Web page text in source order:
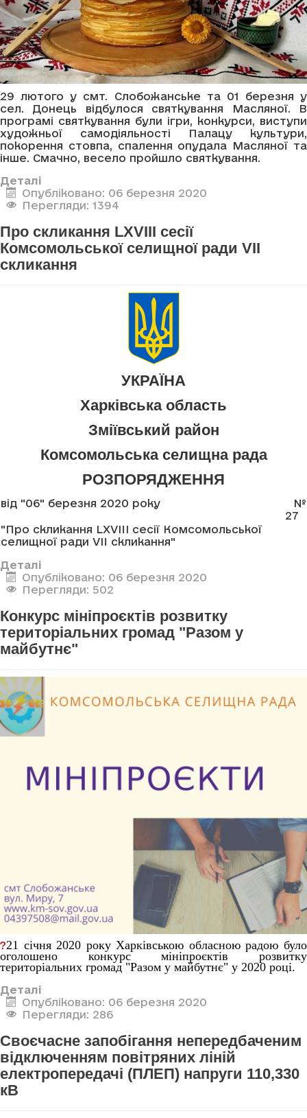
29 лютого у смт. Слобожанське та 01 березня у
сел. Донець відбулося святкування Масляної. В
програмі святкування були ігри, конкурси, виступи
художньої самодіяльності Палацу культури,
покорення стовпа, спалення опудала Масляної та
інше. Смачно, весело пройшло святкування.
Деталі
Опубліковано: 06 березня 2020
Перегляди: 1394
Про скликання LXVIII сесії
Комсомольської селищної ради VII
скликання
УКРАЇНА
Харківська область
Зміївський район
Комсомольська селищна рада
РОЗПОРЯДЖЕННЯ
від "06" березня 2020 року
№
27
"Про скликання LXVIII сесії Комсомольської
селищної ради VII скликання"
Деталі
Опубліковано: 06 березня 2020
Перегляди: 502
Конкурс мініпроєктів розвитку
територіальних громад "Разом у
майбутнє"
?21 січня 2020 року Харківською обласною радою було
оголошено конкурс мініпроєктів розвитку
територіальних громад "Разом у майбутнє" у 2020 році.
Деталі
Опубліковано: 06 березня 2020
Перегляди: 286
Своєчасне запобігання непередбаченим
відключенням повітряних ліній
електропередачі (ПЛЕП) напруги 110,330
кВ